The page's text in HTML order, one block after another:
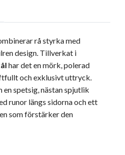
rå styrka med
design. Tillverkat i
har det en mörk, polerad
och exklusivt uttryck.
spetsig, nästan spjutlik
runor längs sidorna och ett
som förstärker den